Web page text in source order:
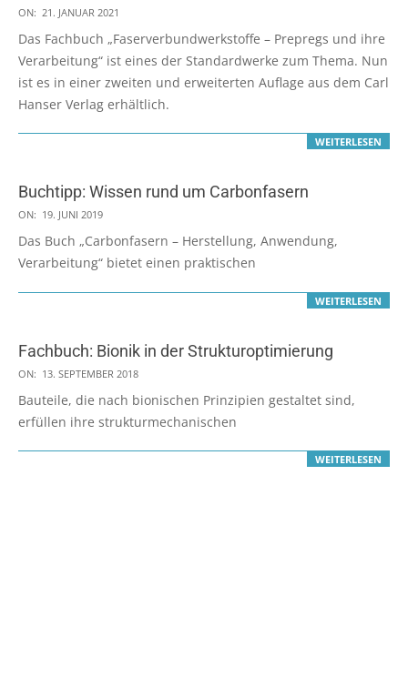
2021-
01-
21
ON: 21. JANUAR 2021
Das Fachbuch „Faserverbundwerkstoffe – Prepregs und ihre
Verarbeitung“ ist eines der Standardwerke zum Thema. Nun
ist es in einer zweiten und erweiterten Auflage aus dem Carl
Hanser Verlag erhältlich.
WEITERLESEN
Buchtipp: Wissen rund um Carbonfasern
2019-
06-
19
ON: 19. JUNI 2019
Das Buch „Carbonfasern – Herstellung, Anwendung,
Verarbeitung“ bietet einen praktischen
WEITERLESEN
Fachbuch: Bionik in der Strukturoptimierung
2018-
09-
ON: 13. SEPTEMBER 2018
Bauteile, die nach bionischen Prinzipien gestaltet sind,
erfüllen ihre strukturmechanischen
WEITERLESEN